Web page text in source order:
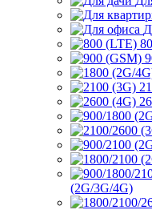
(2G/3G/4G)